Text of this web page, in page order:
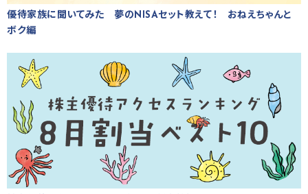
優待家族に聞いてみた 夢のNISAセット教えて！ おねえちゃんと
ボク編